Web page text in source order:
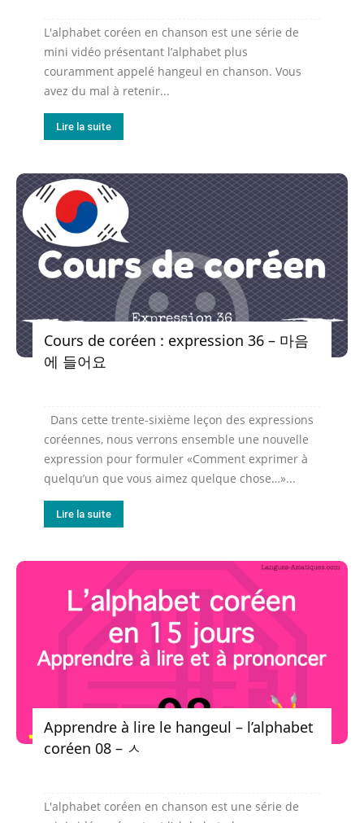
L'alphabet coréen en chanson est une série de
mini vidéo présentant l’alphabet plus
couramment appelé hangeul en chanson. Vous
avez du mal à retenir...
Lire la suite
Cours de coréen : expression 36 – 마음
에 들어요
Dans cette trente-sixième leçon des expressions
coréennes, nous verrons ensemble une nouvelle
expression pour formuler «Comment exprimer à
quelqu’un que vous aimez quelque chose…»...
Lire la suite
Apprendre à lire le hangeul – l’alphabet
coréen 08 – ㅅ
L'alphabet coréen en chanson est une série de